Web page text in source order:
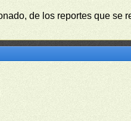
de los reportes que se